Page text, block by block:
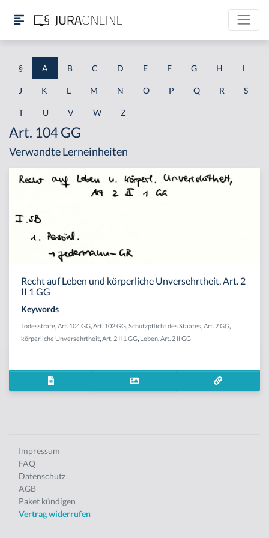
§ A B C D E F G H I
J K L M N O P Q R S
T U V W Z
Art. 104 GG
Verwandte Lerneinheiten
Recht auf Leben und körperliche Unversehrtheit, Art. 2
II 1 GG
Keywords
Todesstrafe Art. 104 GG Art. 102 GG Schutzpflicht des Staates Art. 2 GG
körperliche Unversehrtheit Art. 2 II 1 GG Leben Art. 2 II GG
Impressum
FAQ
Datenschutz
AGB
Paket kündigen
Vertrag widerrufen